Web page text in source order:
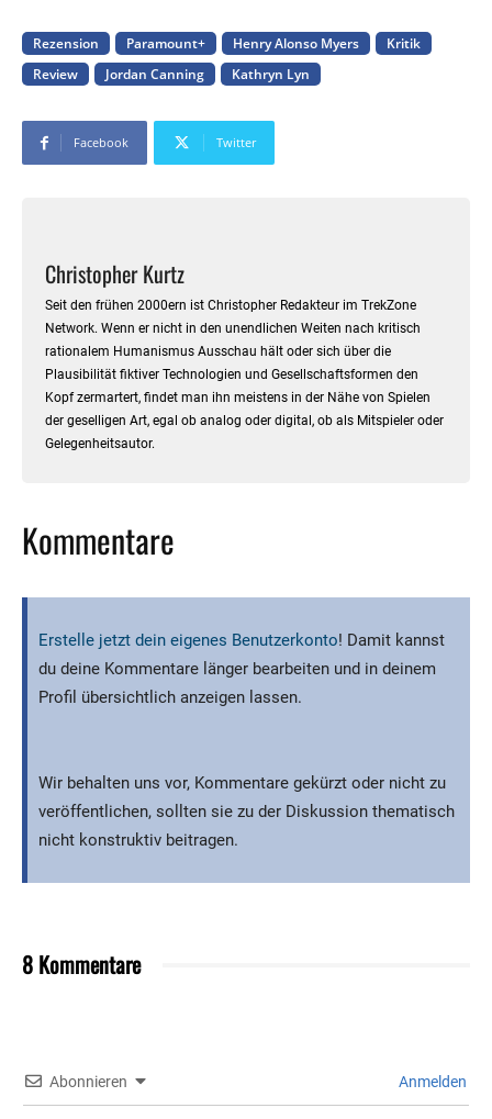
Rezension Paramount+ Henry Alonso Myers
Kritik
Review
Jordan Canning Kathryn Lyn
Facebook Twitter
Christopher Kurtz
Seit den frühen 2000ern ist Christopher Redakteur im TrekZone
Network. Wenn er nicht in den unendlichen Weiten nach kritisch
rationalem Humanismus Ausschau hält oder sich über die
Plausibilität fiktiver Technologien und Gesellschaftsformen den
Kopf zermartert, findet man ihn meistens in der Nähe von Spielen
der geselligen Art, egal ob analog oder digital, ob als Mitspieler oder
Gelegenheitsautor.
Kommentare
Erstelle jetzt dein eigenes Benutzerkonto! Damit kannst
du deine Kommentare länger bearbeiten und in deinem
Profil übersichtlich anzeigen lassen.
Wir behalten uns vor, Kommentare gekürzt oder nicht zu
veröffentlichen, sollten sie zu der Diskussion thematisch
nicht konstruktiv beitragen.
8 Kommentare
Abonnieren Anmelden